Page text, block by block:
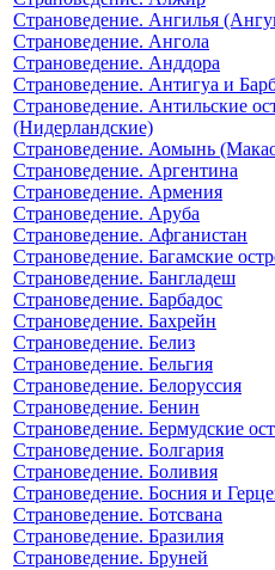
Страноведение. Ангилья
Страноведение. Ангола
Страноведение. Анддора
Страноведение. Антигуа и
Страноведение. Антильские
(Нидерландские)
Страноведение. Аомынь
Страноведение. Аргентина
Страноведение. Армения
Страноведение. Аруба
Страноведение. Афганистан
Страноведение. Багамские
Страноведение. Бангладеш
Страноведение. Барбадос
Страноведение. Бахрейн
Страноведение. Белиз
Страноведение. Бельгия
Страноведение. Белоруссия
Страноведение. Бенин
Страноведение. Бермудские
Страноведение. Болгария
Страноведение. Боливия
Страноведение. Босния и
Страноведение. Ботсвана
Страноведение. Бразилия
Страноведение. Бруней